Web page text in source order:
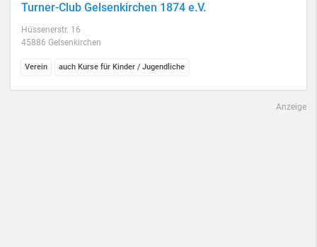
Turner-Club Gelsenkirchen 1874 e.V.
Hüssenerstr. 16
45886 Gelsenkirchen
Verein auch Kurse für Kinder / Jugendliche
Anzeige